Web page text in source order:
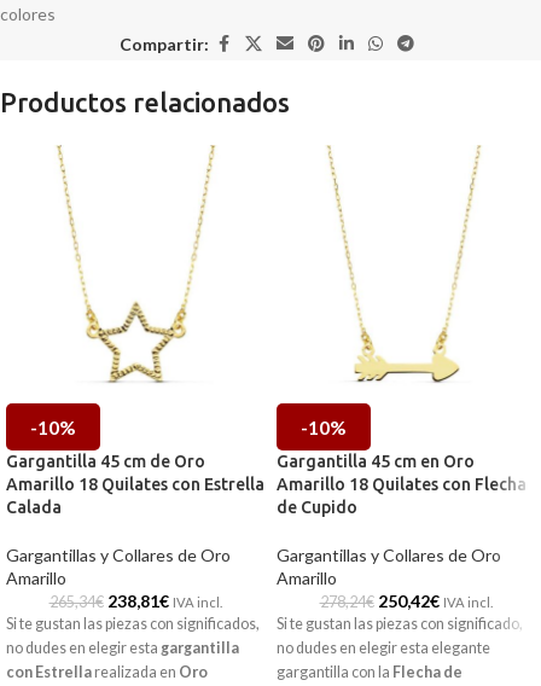
colores
Compartir:
Productos relacionados
-10%
Gargantilla 45 cm de Oro
Amarillo 18 Quilates con Estrella
Calada
Gargantillas y Collares de Oro
Amarillo
265,34€ 238,81€ IVA incl.
Si te gustan las piezas con significados,
no dudes en elegir esta gargantilla
con Estrellarealizada en Oro
-10%
Gargantilla 45 cm en Oro
Amarillo 18 Quilates con Flecha
de Cupido
Gargantillas y Collares de Oro
Amarillo
278,24€ 250,42€ IVA incl.
Si te gustan las piezas con significado,
no dudes en elegir esta elegante
gargantilla con la Flecha de